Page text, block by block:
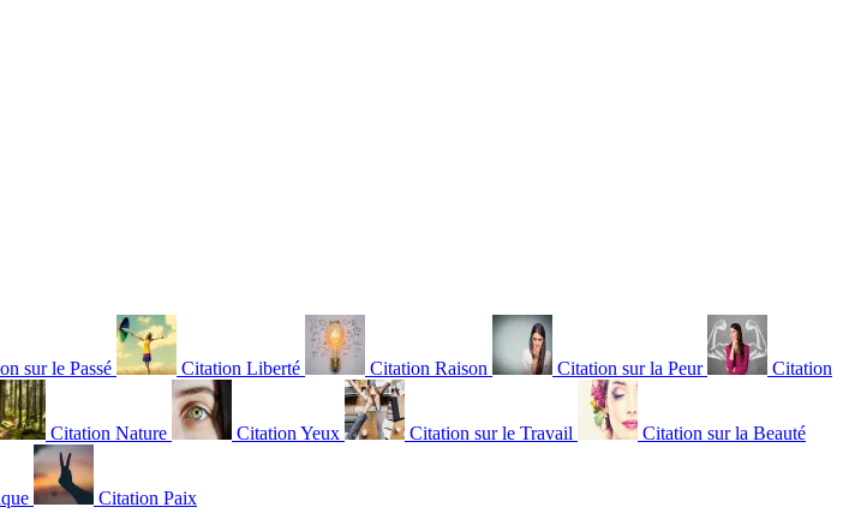
sur le Passé Citation Liberté Citation Raison Citation sur la Peur Citation
Citation Nature Citation Yeux Citation sur le Travail Citation sur la Beauté
Citation Paix